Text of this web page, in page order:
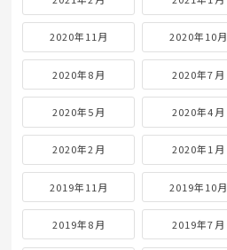
2020年11月 2020年10月
2020年8月 2020年7月
2020年5月 2020年4月
2020年2月 2020年1月
2019年11月 2019年10月
2019年8月 2019年7月